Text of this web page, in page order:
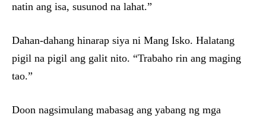
natin ang isa, susunod na lahat.”
Dahan-dahang hinarap siya ni Mang Isko. Halatang
pigil na pigil ang galit nito. “Trabaho rin ang maging
tao.”
Doon nagsimulang mabasag ang yabang ng mga